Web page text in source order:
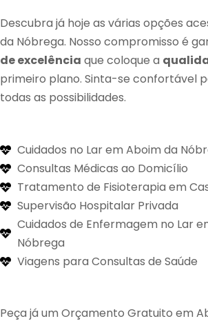
Descubra já hoje as várias opções
da Nóbrega. Nosso compromisso é
de excelência que coloque a
primeiro plano. Sinta-se confortável
todas as possibilidades.
Cuidados no Lar em Aboim da
Consultas Médicas ao Domicílio
Tratamento de Fisioterapia em
Supervisão Hospitalar Privada
Cuidados de Enfermagem no Lar
Nóbrega
Viagens para Consultas de Saúde
Peça já um Orçamento Gratuito em